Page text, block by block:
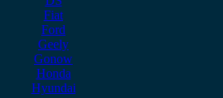
Fiat
Ford
Geely
Gonow
Honda
Hyundai